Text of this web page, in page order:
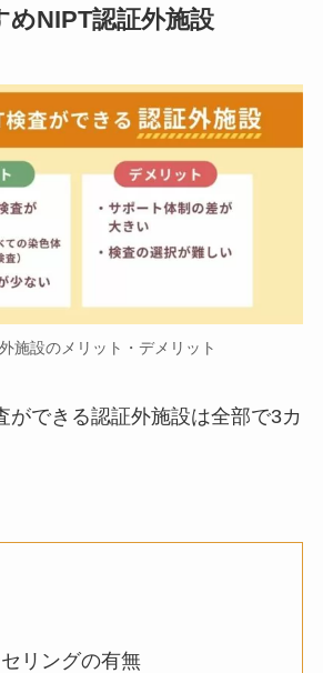
めNIPT認証外施設
施設のメリット・デメリット
ができる認証外施設は全部で3カ
リングの有無